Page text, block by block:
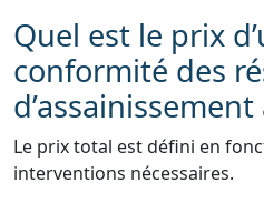
Quel est le prix
conformité des
Le prix total est défini en
interventions nécessaires.